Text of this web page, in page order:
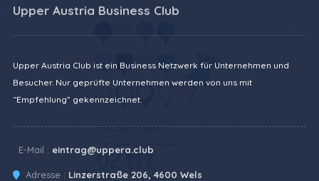
Upper Austria Business Club
Upper Austria Club ist ein Business Netzwerk für Unternehmen und
Besucher. Nur geprüfte Unternehmen werden von uns mit
“Empfehlung” gekennzeichnet.
E-Mail : eintrag@uppera.club
Adresse : Linzerstraße 206, 4600 Wels